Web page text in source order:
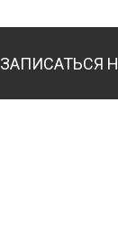
ЗАПИСАТЬСЯ